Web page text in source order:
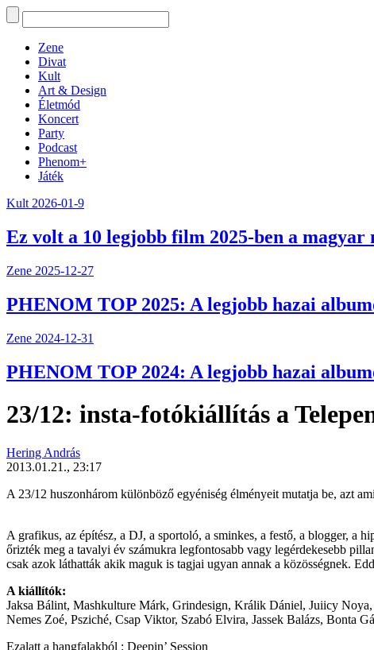
Zene
Divat
Kult
Art & Design
Életmód
Koncert
Party
Podcast
Phenom+
Játék
Kult 2026-01-9
Ez volt a 10 legjobb film 2025-ben a magyar
Zene 2025-12-27
PHENOM TOP 2025: A legjobb hazai
Zene 2024-12-31
PHENOM TOP 2024: A legjobb hazai
23/12: insta-fotókiállítás a
Hering András
2013.01.21., 23:17
A 23/12 huszonhárom különböző egyéniség élményeit mutatja be, azt
A grafikus, az építész, a DJ, a sportoló, a sminkes, a festő, a blogger, a
őrizték meg a tavalyi év számukra legfontosabb vagy legérdekesebb
csak azok láthatták akik maguk is tagjai ugyan annak a közösségnek.
A kiállítók:
Jaksa Bálint, Mashkulture Márk, Grindesign, Králik Dániel, Juiicy
Nemes Zoé, Psziché, Csap Viktor, Szabó Elvira, Jassek Balázs, Bonta
Ezalatt a hangfalakból : Deepin’ Session